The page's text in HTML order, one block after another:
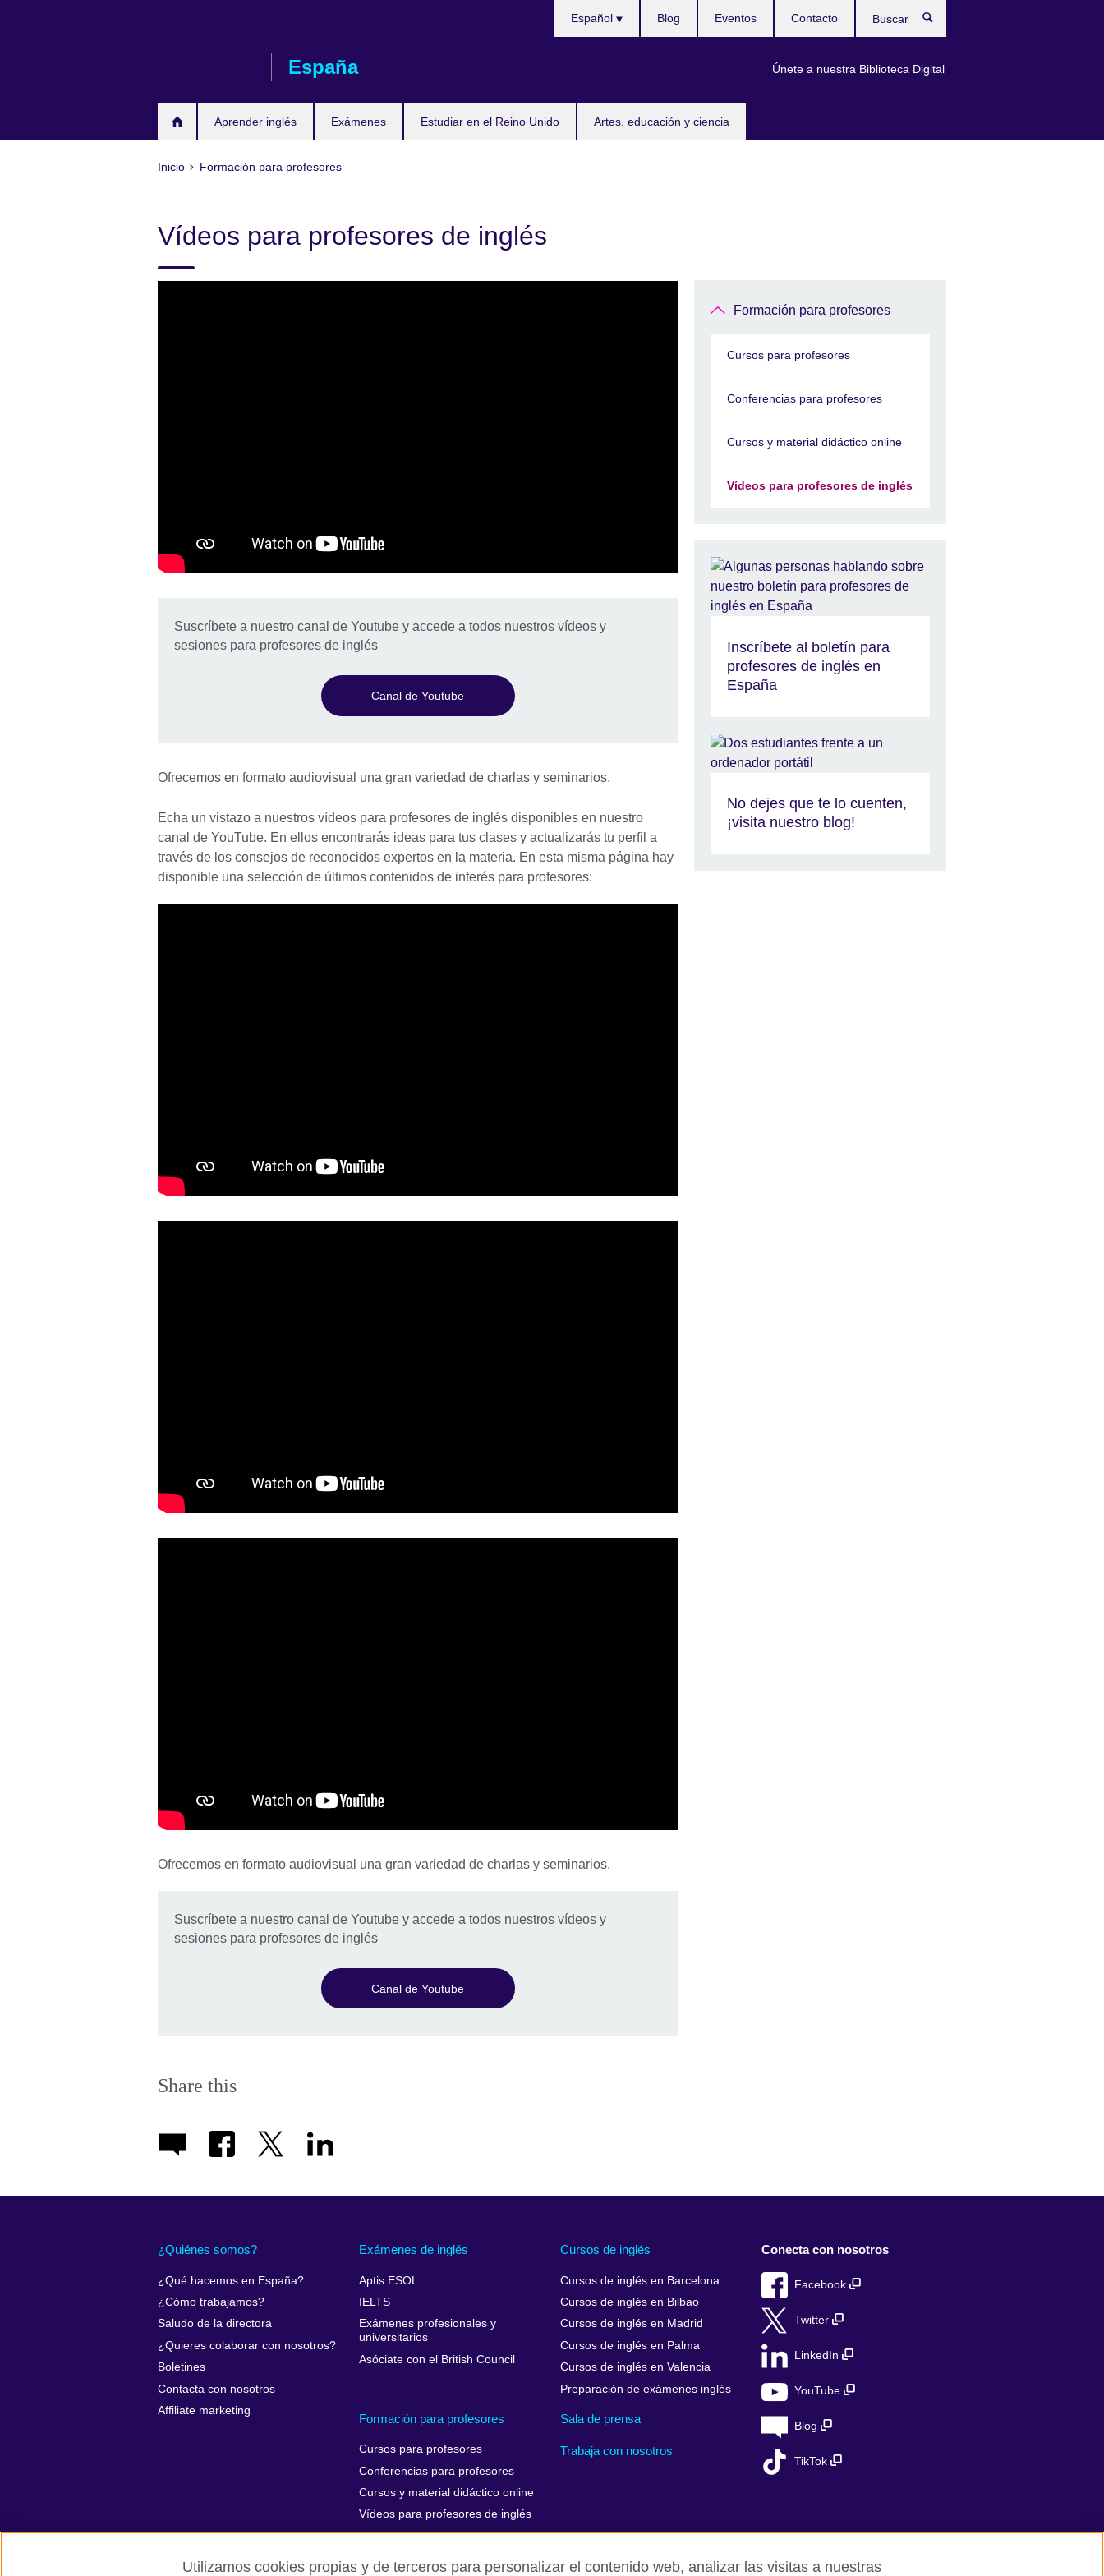
España
Aprender inglés Exámenes Estudiar en el Reino Unido Artes, educación y ciencia
idioma
Español
Únete a nuestra Biblioteca Digital
Blog Eventos Contacto
Inicio Formación para profesores
Vídeos para profesores de inglés
Suscríbete a nuestro canal de Youtube y accede a todos nuestros vídeos y
sesiones para profesores de inglés
Canal de Youtube
Ofrecemos en formato audiovisual una gran variedad de charlas y seminarios.
Echa un vistazo a nuestros vídeos para profesores de inglés disponibles en nuestro
canal de YouTube. En ellos encontrarás ideas para tus clases y actualizarás tu perfil a
través de los consejos de reconocidos expertos en la materia. En esta misma página hay
disponible una selección de últimos contenidos de interés para profesores:
Ofrecemos en formato audiovisual una gran variedad de charlas y seminarios.
Suscríbete a nuestro canal de Youtube y accede a todos nuestros vídeos y
sesiones para profesores de inglés
Canal de Youtube
Share this
Formación para profesores
Cursos para profesores
Conferencias para profesores
Cursos y material didáctico online
Vídeos para profesores de inglés
Inscríbete al boletín para
profesores de inglés en
España
No dejes que te lo cuenten,
¡visita nuestro blog!
¿Quiénes somos?
¿Qué hacemos en España?
¿Cómo trabajamos?
Saludo de la directora
¿Quieres colaborar con nosotros?
Boletines
Contacta con nosotros
Affiliate marketing
Exámenes de inglés
Aptis ESOL
IELTS
Exámenes profesionales y
universitarios
Asóciate con el British Council
Cursos de inglés
Cursos de inglés en Barcelona
Cursos de inglés en Bilbao
Cursos de inglés en Madrid
Cursos de inglés en Palma
Cursos de inglés en Valencia
Preparación de exámenes inglés
Formación para profesores
Cursos para profesores
Conferencias para profesores
Cursos y material didáctico online
Vídeos para profesores de inglés
Sala de prensa
Trabaja con nosotros
Conecta con nosotros
Facebook
Twitter
LinkedIn
YouTube
Blog
TikTok
Utilizamos cookies propias y de terceros para personalizar el contenido web, analizar las visitas a nuestras